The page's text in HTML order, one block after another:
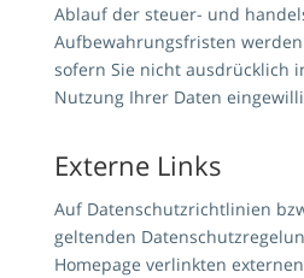
Ablauf der steuer- und
Aufbewahrungsfristen
sofern Sie nicht ausdrücklich
Nutzung Ihrer Daten
Externe Links
Auf Datenschutzrichtlinien
geltenden
Homepage verlinkten